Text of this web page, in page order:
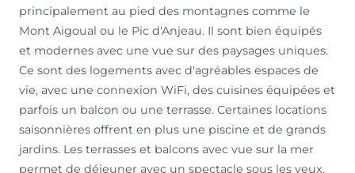
principalement au pied des montagnes comme le
Mont Aigoual ou le Pic d'Anjeau. Il sont bien équipés
et modernes avec une vue sur des paysages uniques.
Ce sont des logements avec d'agréables espaces de
vie, avec une connexion WiFi, des cuisines équipées et
parfois un balcon ou une terrasse. Certaines locations
saisonnières offrent en plus une piscine et de grands
jardins. Les terrasses et balcons avec vue sur la mer
permet de déjeuner avec un spectacle sous les yeux.